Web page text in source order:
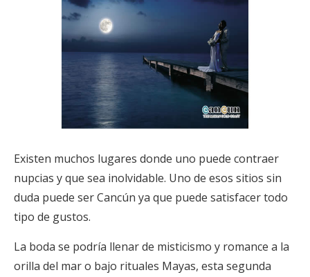
Existen muchos lugares donde uno puede contraer
nupcias y que sea inolvidable. Uno de esos sitios sin
duda puede ser Cancún ya que puede satisfacer todo
tipo de gustos.
La boda se podría llenar de misticismo y romance a la
orilla del mar o bajo rituales Mayas, esta segunda